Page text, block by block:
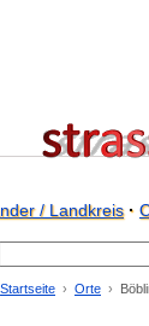
/ Landkreis·
Startseite Orte